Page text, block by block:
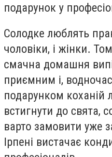
подарунок у
Солодке люблять
чоловіки, і жінки.
смачна домашня
приємним і,
подарунком
встигнути до свята,
варто замовити уже
Ірпені вистачає